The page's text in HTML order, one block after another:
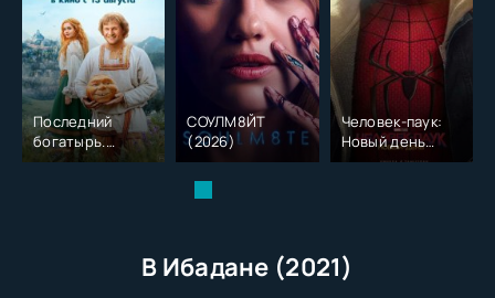
Последний
богатырь.
Колобок (2026)
СОУЛМ8ЙТ
(2026)
Человек-паук:
Новый день
(2026)
В Ибадане (2021)